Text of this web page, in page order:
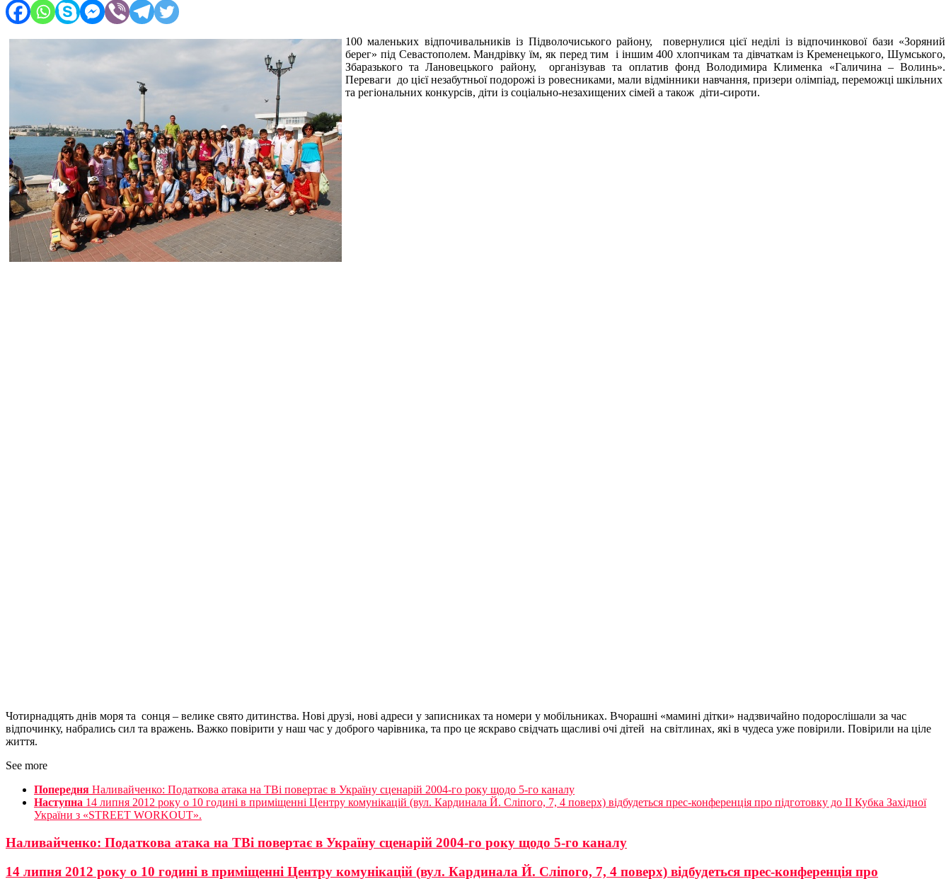
100 маленьких відпочивальників із Підволочиського району, повернулися цієї неділі із відпочинкової бази «Зоряний
берег» під Севастополем. Мандрівку їм, як перед тим і іншим 400 хлопчикам та дівчаткам із Кременецького, Шумського,
Збаразького та Лановецького району, організував та оплатив фонд Володимира Клименка «Галичина – Волинь».
Переваги до цієї незабутньої подорожі із ровесниками, мали відмінники навчання, призери олімпіад, переможці шкільних
та регіональних конкурсів, діти із соціально-незахищених сімей а також діти-сироти.
Чотирнадцять днів моря та сонця – велике свято дитинства. Нові друзі, нові адреси у записниках та номери у мобільниках. Вчорашні «мамині дітки» надзвичайно подорослішали за час
відпочинку, набрались сил та вражень. Важко повірити у наш час у доброго чарівника, та про це яскраво свідчать щасливі очі дітей на світлинах, які в чудеса уже повірили. Повірили на ціле
життя.
See more
Попередня Наливайченко: Податкова атака на ТВі повертає в Україну сценарій 2004-го року щодо 5-го каналу
Наступна 14 липня 2012 року о 10 годині в приміщенні Центру комунікацій (вул. Кардинала Й. Сліпого, 7, 4 поверх) відбудеться прес-конференція про підготовку до ІІ Кубка Західної
України з «STREET WORKOUT».
Наливайченко: Податкова атака на ТВі повертає в Україну сценарій 2004-го року щодо 5-го каналу
14 липня 2012 року о 10 годині в приміщенні Центру комунікацій (вул. Кардинала Й. Сліпого, 7, 4 поверх) відбудеться прес-конференція про